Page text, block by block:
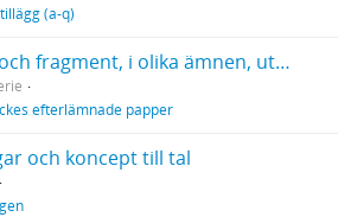
(a-q)
Sju stycken utkast och fragment, i olika ämnen, utan titlar
efterlämnade papper
och koncept till tal